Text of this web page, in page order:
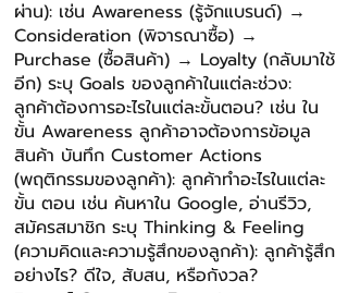
ผ่าน): เช่น Awareness (รู้จักแบรนด์) →
Consideration (พิจารณาซื้อ) →
Purchase (ซื้อสินค้า) → Loyalty (กลับมาใช้
อีก) ระบุ Goals ของลูกค้าในแต่ละช่วง:
ลูกค้าต้องการอะไรในแต่ละขั้นตอน? เช่น ใน
ขั้น Awareness ลูกค้าอาจต้องการข้อมูล
สินค้า บันทึก Customer Actions
(พฤติกรรมของลูกค้า): ลูกค้าทําอะไรในแต่ละ
ขั้น ตอน เช่น ค้นหาใน Google, อ่านรีวิว,
สมัครสมาชิก ระบุ Thinking & Feeling
(ความคิดและความรู้สึกของลูกค้า): ลูกค้ารู้สึก
อย่างไร? ดีใจ, สับสน, หรือกังวล?